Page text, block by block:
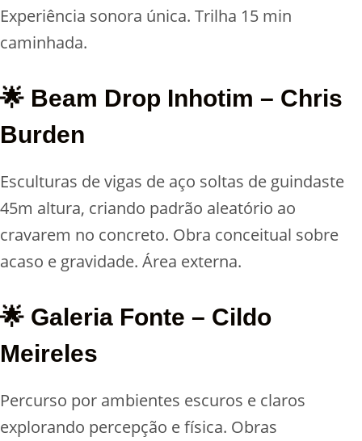
Experiência sonora única. Trilha 15 min
caminhada.
🌟 Beam Drop Inhotim – Chris
Burden
Esculturas de vigas de aço soltas de guindaste
45m altura, criando padrão aleatório ao
cravarem no concreto. Obra conceitual sobre
acaso e gravidade. Área externa.
🌟 Galeria Fonte – Cildo
Meireles
Percurso por ambientes escuros e claros
explorando percepção e física. Obras